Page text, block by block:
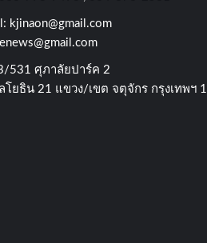
kjinaon@gmail.com
531​ ศุภาลัยปาร์ค​ 2
โยธิน​ 21​ แขวง/เขต​ จตุจักร​ กรุงเทพฯ